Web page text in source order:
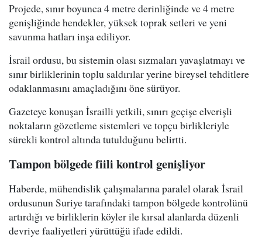
Projede, sınır boyunca 4 metre derinliğinde ve 4 metre
genişliğinde hendekler, yüksek toprak setleri ve yeni
savunma hatları inşa ediliyor.
İsrail ordusu, bu sistemin olası sızmaları yavaşlatmayı ve
sınır birliklerinin toplu saldırılar yerine bireysel tehditlere
odaklanmasını amaçladığını öne sürüyor.
Gazeteye konuşan İsrailli yetkili, sınırı geçişe elverişli
noktaların gözetleme sistemleri ve topçu birlikleriyle
sürekli kontrol altında tutulduğunu belirtti.
Tampon bölgede fiili kontrol genişliyor
Haberde, mühendislik çalışmalarına paralel olarak İsrail
ordusunun Suriye tarafındaki tampon bölgede kontrolünü
artırdığı ve birliklerin köyler ile kırsal alanlarda düzenli
devriye faaliyetleri yürüttüğü ifade edildi.